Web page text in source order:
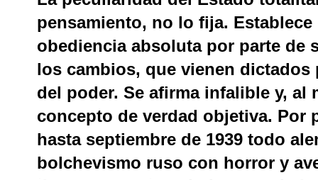
pensamiento, no lo fija.
obediencia absoluta por parte de
los cambios, que vienen
del poder. Se afirma infalible y, al
concepto de verdad objetiva. Por
hasta septiembre de 1939 todo
bolchevismo ruso con horror y